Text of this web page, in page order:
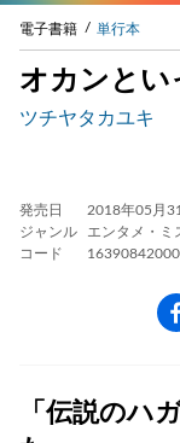
電子書籍 単行本
オカンとい
ツチヤタカユキ
発売日
2018年05月
ジャンル
エンタメ・ミ
コード
「伝説のハ